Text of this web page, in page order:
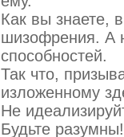
Как вы знаете,
шизофрения. А
способностей.
Так что,
изложенному
Не
Будьте разумны!